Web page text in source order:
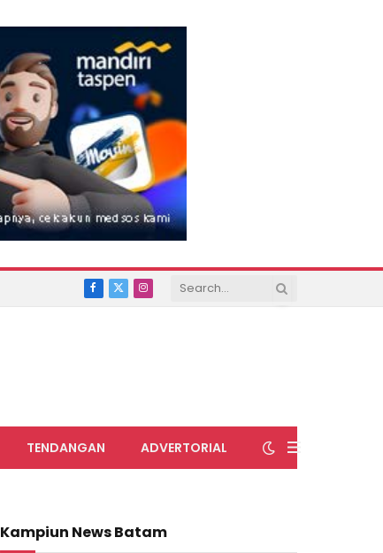
Facebook
X
Instagram
TENDANGAN ADVERTORIAL
Kampiun News Batam